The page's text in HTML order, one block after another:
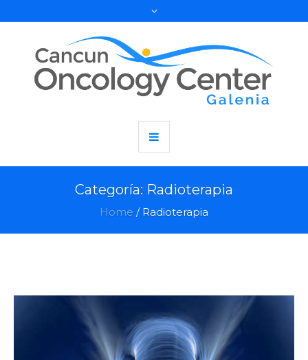
Categoría: Radioterapia
Home / Radioterapia